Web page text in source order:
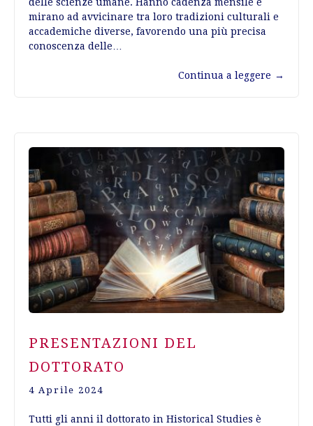
mirano ad avvicinare tra loro tradizioni culturali e
accademiche diverse, favorendo una più precisa
conoscenza delle…
Continua a leggere →
PRESENTAZIONI DEL
DOTTORATO
4 Aprile 2024
Tutti gli anni il dottorato in Historical Studies è